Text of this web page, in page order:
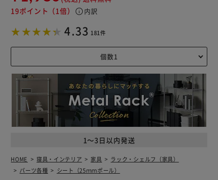
19ポイント （1倍） info 内訳
4.33 181件
1～3日以内発送
HOME 寝具・インテリア 家具
ラック・シェルフ（家具）
パーツ各種
シート（25ｍｍポール）